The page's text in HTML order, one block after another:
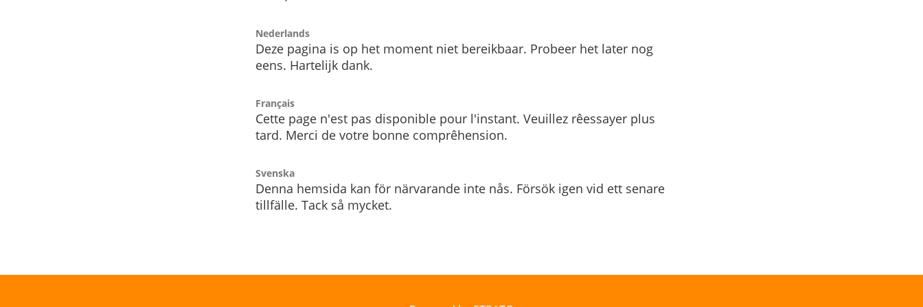
Nederlands
Deze pagina is op het moment niet bereikbaar. Probeer het later nog
eens. Hartelijk dank.
Français
Cette page n'est pas disponible pour l'instant. Veuillez rêessayer plus
tard. Merci de votre bonne comprêhension.
Svenska
Denna hemsida kan för närvarande inte nås. Försök igen vid ett senare
tillfälle. Tack så mycket.